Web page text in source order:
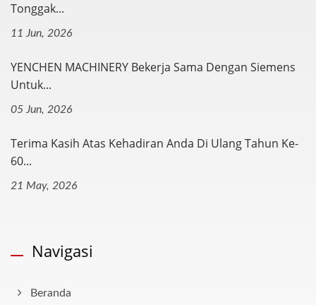
Tonggak...
11 Jun, 2026
YENCHEN MACHINERY Bekerja Sama Dengan Siemens
Untuk...
05 Jun, 2026
Terima Kasih Atas Kehadiran Anda Di Ulang Tahun Ke-
60...
21 May, 2026
Navigasi
Beranda